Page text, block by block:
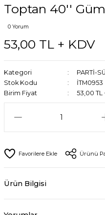
Toptan 40''
0 Yorum
53,00 TL + KDV
Kategori PARTİ-
Stok Kodu
İTM0953
Birim Fiyat
53,00 TL
Ürünü
Ürün Bilgisi